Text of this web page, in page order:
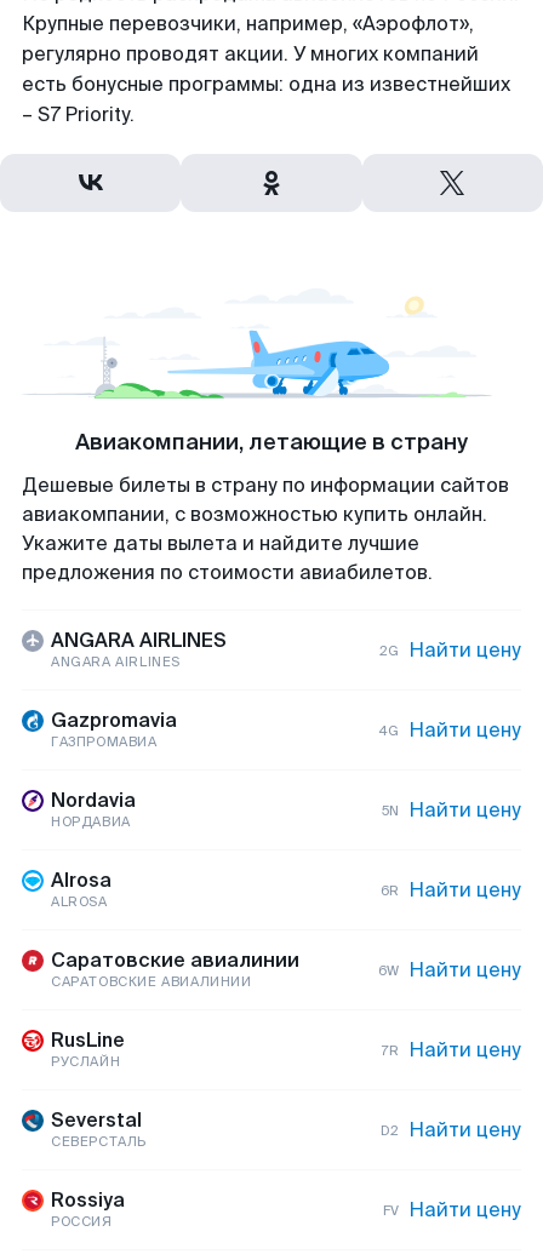
Крупные перевозчики, например, «Аэрофлот»,
регулярно проводят акции. У многих компаний
есть бонусные программы: одна из известнейших
– S7 Priority.
Авиакомпании, летающие в страну
Дешевые билеты в страну по информации сайтов
авиакомпании, с возможностью купить онлайн.
Укажите даты вылета и найдите лучшие
предложения по стоимости авиабилетов.
ANGARA AIRLINES
ANGARA AIRLINES
2G Найти цену
Gazpromavia
ГАЗПРОМАВИА
4G Найти цену
Nordavia
НОРДАВИА
5N Найти цену
Alrosa
ALROSA
6R Найти цену
Саратовские авиалинии
САРАТОВСКИЕ АВИАЛИНИИ
6W Найти цену
RusLine
РУСЛАЙН
7R Найти цену
Severstal
СЕВЕРСТАЛЬ
D2 Найти цену
Rossiya
РОССИЯ
FV Найти цену